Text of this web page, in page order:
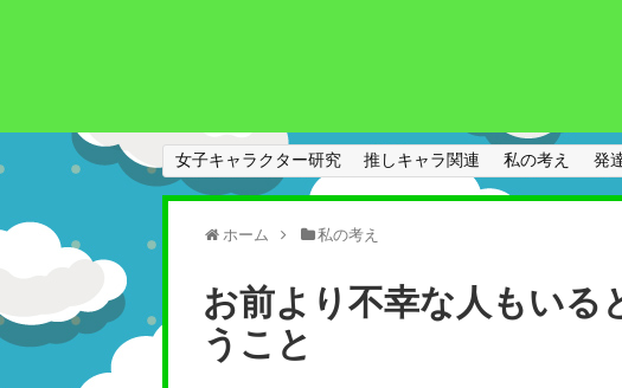
女子キャラクター研究 推しキャラ関連 私の考え 発
ホーム 私の考え
お前より不幸な人もいる
うこと